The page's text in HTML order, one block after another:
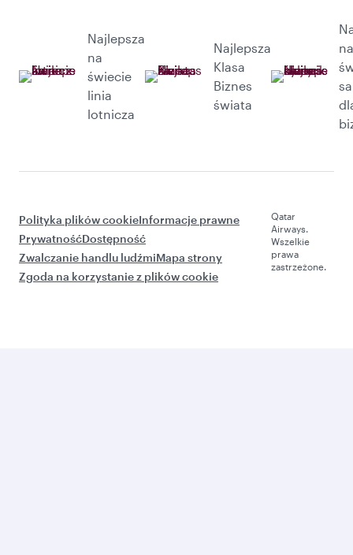
Najlepsza
na
świecie
linia
lotnicza
Najlepsza
Klasa
Biznes
świata
na
Polityka plików cookieInformacje prawne
PrywatnośćDostępność
Zwalczanie handlu ludźmiMapa strony
Zgoda na korzystanie z plików cookie
Qatar
Airways.
Wszelkie
prawa
zastrzeżone.